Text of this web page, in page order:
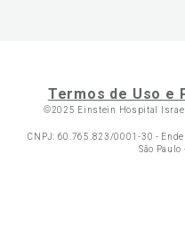
Termos de Uso e
©2025 Einstein Hospital
CNPJ: 60.765.823/0001-30 -
São Paulo